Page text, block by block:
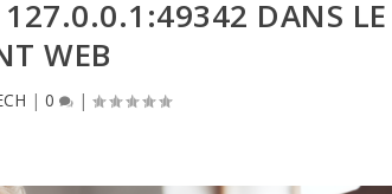
127.0.0.1:49342 DANS LE
WEB
| 0 |